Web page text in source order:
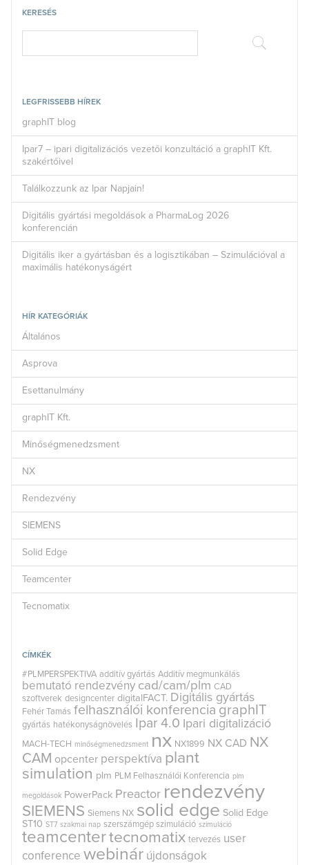
KERESÉS
LEGFRISSEBB HÍREK
graphIT blog
Ipar7 – ipari digitalizációs vezetői konzultáció a graphIT Kft.
szakértőivel
Találkozzunk az Ipar Napjain!
Digitális gyártási megoldások a PharmaLog 2026
konferencián
Digitális iker a gyártásban és a logisztikában – Szimulációval a
maximális hatékonyságért
HÍR KATEGÓRIÁK
Általános
Asprova
Esettanulmány
graphIT Kft.
Minőségmenedzsment
NX
Rendezvény
SIEMENS
Solid Edge
Teamcenter
Tecnomatix
CÍMKÉK
#PLMPERSPEKTIVA additív gyártás Additív megmunkálás
bemutató rendezvény cad/cam/plm CAD
szoftverek designcenter digitalFACT. Digitális gyártás
Fehér Tamás felhasználói konferencia graphIT
gyártás hatékonyságnövelés Ipar 4.0 Ipari digitalizáció
MACH-TECH minőségmenedzsment nx NX1899 NX CAD NX
CAM opcenter perspektíva plant
simulation plm PLM Felhasználói Konferencia plm
megoldások PowerPack Preactor rendezvény
SIEMENS Siemens NX solid edge Solid Edge
ST10 ST7 szakmai nap szerszámgép szimuláció szimuláció
teamcentertecnomatix tervezés user
conference webinár újdonságok